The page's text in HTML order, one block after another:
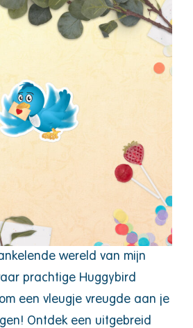
wereld van mijn
prachtige Huggybird
een vleugje vreugde aan je
Ontdek een uitgebreid